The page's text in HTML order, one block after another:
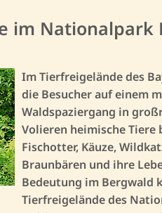
im Nationalpark
Im Tierfreigelände des
die Besucher auf einem
Waldspaziergang in
Volieren heimische Tiere
Fischotter, Käuze,
Braunbären und ihre
Bedeutung im Bergwald
Tierfreigelände des